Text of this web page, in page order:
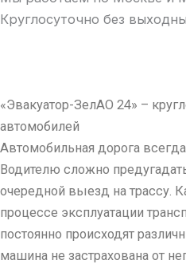
Круглосуточно без
«Эвакуатор-ЗелАО 24» –
автомобилей
Автомобильная дорога
Водителю сложно
очередной выезд на трассу.
процессе эксплуатации
постоянно происходят
машина не застрахована от